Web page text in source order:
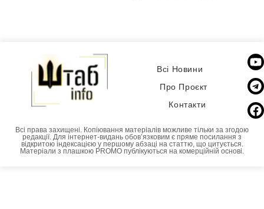
Всі Новини
Про Проєкт
Контакти
Всі права захищені. Копіювання матеріалів можливе тільки за згодою
редакції. Для інтернет-видань обовʼязковим є пряме посилання з
відкритою індексацією у першому абзаці на статтю, що цитується.
Матеріали з плашкою PROMO публікуються на комерційній основі.